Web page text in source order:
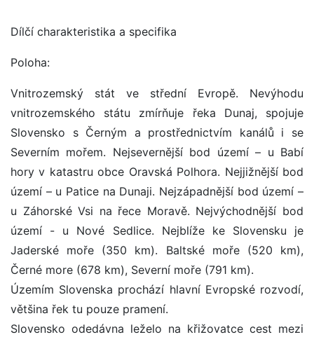
Dílčí charakteristika a specifika
Poloha:
Vnitrozemský stát ve střední Evropě. Nevýhodu
vnitrozemského státu zmírňuje řeka Dunaj, spojuje
Slovensko s Černým a prostřednictvím kanálů i se
Severním mořem. Nejsevernější bod území – u Babí
hory v katastru obce Oravská Polhora. Nejjižnější bod
území – u Patice na Dunaji. Nejzápadnější bod území –
u Záhorské Vsi na řece Moravě. Nejvýchodnější bod
území - u Nové Sedlice. Nejblíže ke Slovensku je
Jaderské moře (350 km). Baltské moře (520 km),
Černé more (678 km), Severní moře (791 km).
Územím Slovenska prochází hlavní Evropské rozvodí,
většina řek tu pouze pramení.
Slovensko odedávna leželo na křižovatce cest mezi